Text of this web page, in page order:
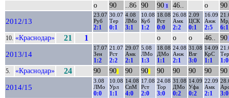
о 90 ..86 90 90 1 46.. о
90
2012/13
23.07
Руб
2:1
30.07
Тер
0:1
4.08
ЛМо
3:1
10.08
Куб
1:2
18.08
Рст
0:0
26.08
Амк
2:2
2.09
ЦСК
0:1
16.09
Анж
2:5 6:1
10. «Краснодар» 21 1 о о о 46.. 90
2013/14
17.07
Зен
1:2
21.07
Рст
2:2
29.07
Амк
2:1
5.08
ЛМо
1:3
18.08
ДМо
1:1
24.08
Анж
2:1
31.08
Влг
3:0
14.09
КрС
1:1
Тер
1:0
5. «Краснодар» 24 90 90 90 90 90 90 90 90 90
2014/15
3.08
ЛМо
0:0
10.08
Урл
1:1
14.08
СпМ
4:0
17.08
Рст
2:0
24.08
Тор
3:0
31.08
ДМо
0:2
14.09
Уфа
0:2
22.09
Амк
2:1 3:0